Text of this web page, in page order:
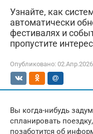
Узнайте, как
автоматически
фестивалях и
пропустите
Опубликовано: 02.Апр.2026
Вы когда-нибудь
спланировать
позаботится об